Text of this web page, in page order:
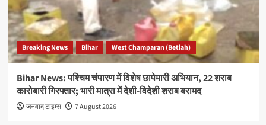
Breaking News Bihar West Champaran (Betiah)
Bihar News: पश्चिम चंपारण में विशेष छापेमारी अभियान, 22 शराब
कारोबारी गिरफ्तार; भारी मात्रा में देशी-विदेशी शराब बरामद
जनवाद टाइम्स 7 August 2026